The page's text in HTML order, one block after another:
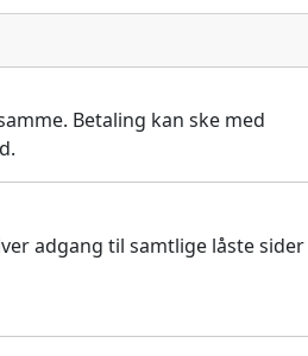
Betaling kan ske med
adgang til samtlige låste sider